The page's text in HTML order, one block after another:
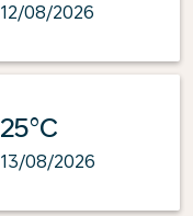
12/08/2026
25°C
13/08/2026